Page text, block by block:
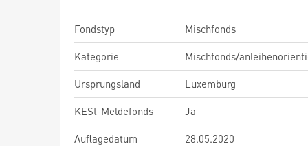
Fondstyp
Mischfonds
Kategorie
Mischfonds/
Ursprungsland
Luxemburg
KESt-Meldefonds
Ja
Auflagedatum
28.05.2020